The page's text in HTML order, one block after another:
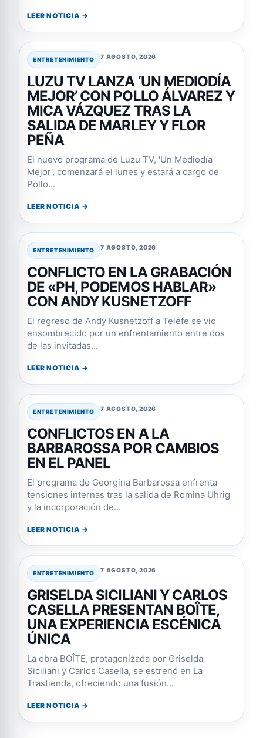
LEER NOTICIA →
ENTRETENIMIENTO 7 AGOSTO, 2026
LUZU TV LANZA ‘UN MEDIODÍA
MEJOR’ CON POLLO ÁLVAREZ Y
MICA VÁZQUEZ TRAS LA
SALIDA DE MARLEY Y FLOR
PEÑA
El nuevo programa de Luzu TV, 'Un Mediodía
Mejor', comenzará el lunes y estará a cargo de
Pollo...
LEER NOTICIA →
ENTRETENIMIENTO 7 AGOSTO, 2026
CONFLICTO EN LA GRABACIÓN
DE «PH, PODEMOS HABLAR»
CON ANDY KUSNETZOFF
El regreso de Andy Kusnetzoff a Telefe se vio
ensombrecido por un enfrentamiento entre dos
de las invitadas...
LEER NOTICIA →
ENTRETENIMIENTO 7 AGOSTO, 2026
CONFLICTOS EN A LA
BARBAROSSA POR CAMBIOS
EN EL PANEL
El programa de Georgina Barbarossa enfrenta
tensiones internas tras la salida de Romina Uhrig
y la incorporación de...
LEER NOTICIA →
ENTRETENIMIENTO 7 AGOSTO, 2026
GRISELDA SICILIANI Y CARLOS
CASELLA PRESENTAN BOÎTE,
UNA EXPERIENCIA ESCÉNICA
ÚNICA
La obra BOÎTE, protagonizada por Griselda
Siciliani y Carlos Casella, se estrenó en La
Trastienda, ofreciendo una fusión...
LEER NOTICIA →